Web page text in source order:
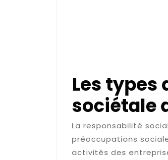
Les types
sociétale
La responsabilité
préoccupations
activités des